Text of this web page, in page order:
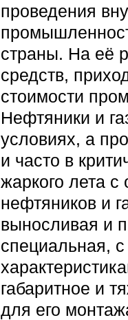
проведения
страны. На её
средств,
стоимости
Нефтяники и
условиях, а
и часто в
жаркого лета
нефтяников и
выносливая и
специальная,
габаритное и
для его